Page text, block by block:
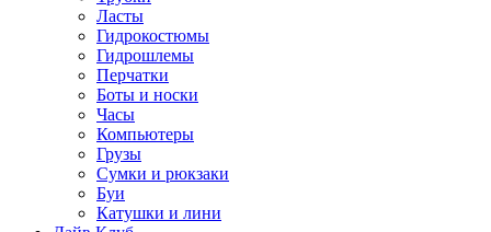
Ласты
Гидрокостюмы
Гидрошлемы
Перчатки
Боты и носки
Часы
Компьютеры
Грузы
Сумки и рюкзаки
Буи
Катушки и лини